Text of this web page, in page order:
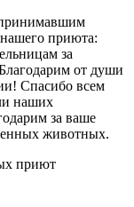
приюта:
за
от души
Спасибо всем
наших
за ваше
животных.